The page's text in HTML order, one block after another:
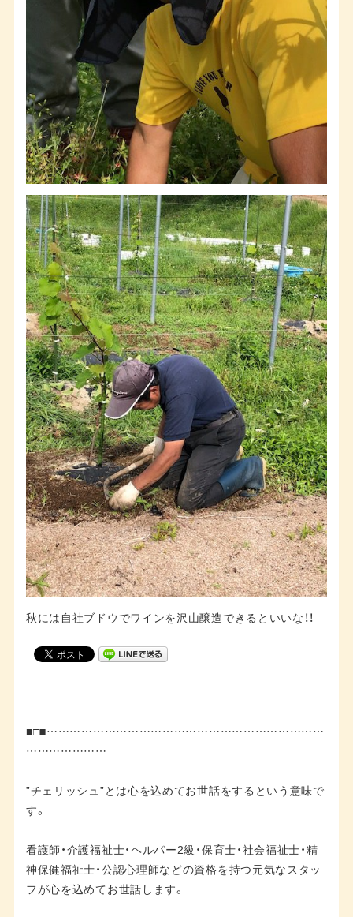
秋には自社ブドウでワインを沢山醸造できるといいな！！
■□■………………………………………………………………
…………………
”チェリッシュ”とは心を込めてお世話をするという意味で
す。
看護師・介護福祉士・ヘルパー2級・保育士・社会福祉士・精
神保健福祉士・公認心理師などの資格を持つ元気なスタッ
フが心を込めてお世話します。